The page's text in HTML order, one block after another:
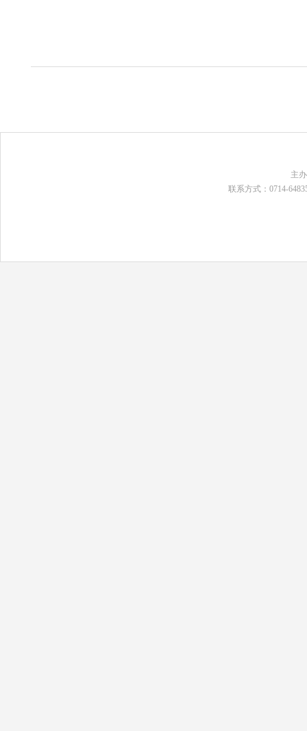
主
联系方式：0714-